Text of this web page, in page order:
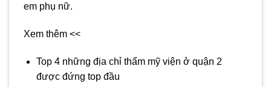
em phụ nữ.
Xem thêm <<
Top 4 những địa chỉ thẩm mỹ viện ở quận 2
được đứng top đầu